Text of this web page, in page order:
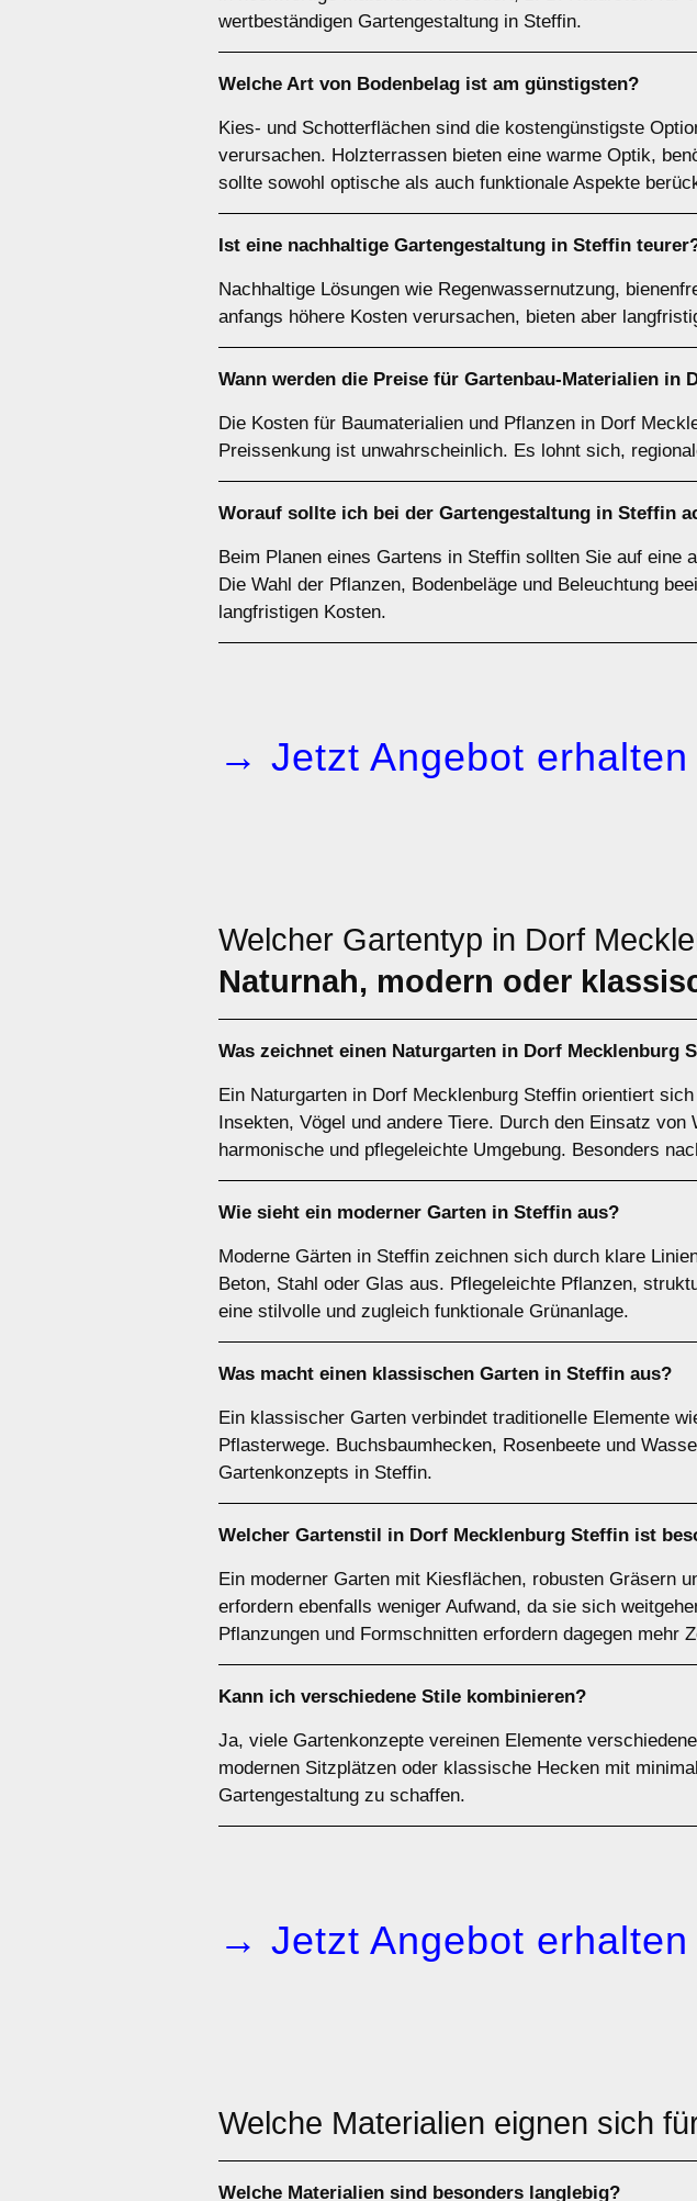
wertbeständigen Gartengestaltung in Steffin.
Welche Art von Bodenbelag ist am günstigsten?
Kies- und Schotterflächen sind die kostengünstigste
verursachen. Holzterrassen bieten eine warme Optik,
sollte sowohl optische als auch funktionale Aspekte
Ist eine nachhaltige Gartengestaltung in Steffin
Nachhaltige Lösungen wie Regenwassernutzung,
anfangs höhere Kosten verursachen, bieten aber
Wann werden die Preise für Gartenbau-Materialien in
Die Kosten für Baumaterialien und Pflanzen in Dorf
Preissenkung ist unwahrscheinlich. Es lohnt sich,
Worauf sollte ich bei der Gartengestaltung in Steffin
Beim Planen eines Gartens in Steffin sollten Sie auf eine
Die Wahl der Pflanzen, Bodenbeläge und Beleuchtung
langfristigen Kosten.
→ Jetzt Angebot erhalten
Welcher Gartentyp in Dorf
Naturnah, modern oder
Was zeichnet einen Naturgarten in Dorf Mecklenburg
Ein Naturgarten in Dorf Mecklenburg Steffin orientiert
Insekten, Vögel und andere Tiere. Durch den Einsatz
harmonische und pflegeleichte Umgebung. Besonders
Wie sieht ein moderner Garten in Steffin aus?
Moderne Gärten in Steffin zeichnen sich durch klare
Beton, Stahl oder Glas aus. Pflegeleichte Pflanzen,
eine stilvolle und zugleich funktionale Grünanlage.
Was macht einen klassischen Garten in Steffin aus?
Ein klassischer Garten verbindet traditionelle Elemente
Pflasterwege. Buchsbaumhecken, Rosenbeete und
Gartenkonzepts in Steffin.
Welcher Gartenstil in Dorf Mecklenburg Steffin ist
Ein moderner Garten mit Kiesflächen, robusten Gräsern
erfordern ebenfalls weniger Aufwand, da sie sich
Pflanzungen und Formschnitten erfordern dagegen mehr
Kann ich verschiedene Stile kombinieren?
Ja, viele Gartenkonzepte vereinen Elemente
modernen Sitzplätzen oder klassische Hecken mit
Gartengestaltung zu schaffen.
→ Jetzt Angebot erhalten
Welche Materialien eignen sich
Welche Materialien sind besonders langlebig?